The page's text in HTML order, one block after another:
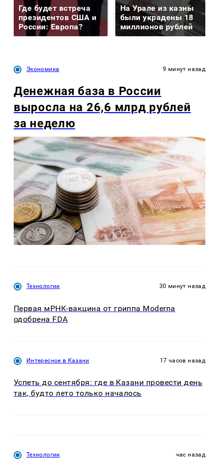
Где будет встреча
президентов США и
России: Европа?
На Урале из казны
были украдены 18
миллионов рублей
Экономика 9 минут назад
Денежная база в России
выросла на 26,6 млрд рублей
за неделю
Технологии 30 минут назад
Первая мРНК-вакцина от гриппа Moderna
одобрена FDA
Интересное в Казани 17 часов назад
Успеть до сентября: где в Казани провести день
так, будто лето только началось
Технологии час назад